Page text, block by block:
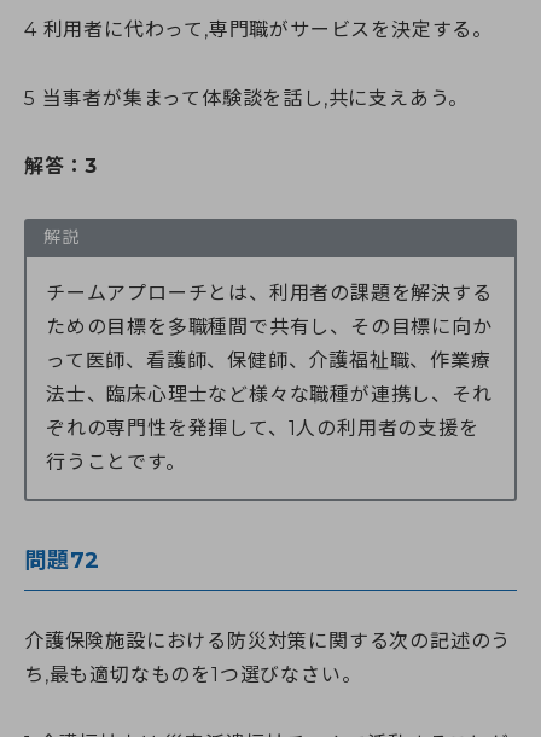
4 利用者に代わって,専門職がサービスを決定する。
5 当事者が集まって体験談を話し,共に支えあう。
解答：3
解説
チームアプローチとは、利用者の課題を解決する
ための目標を多職種間で共有し、その目標に向か
って医師、看護師、保健師、介護福祉職、作業療
法士、臨床心理士など様々な職種が連携し、それ
ぞれの専門性を発揮して、1人の利用者の支援を
行うことです。
問題72
介護保険施設における防災対策に関する次の記述のう
ち,最も適切なものを1つ選びなさい。